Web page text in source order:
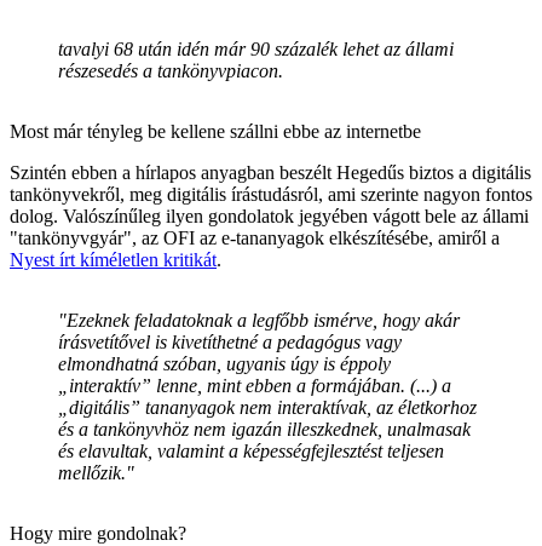
tavalyi 68 után idén már 90 százalék lehet az állami
részesedés a tankönyvpiacon.
Most már tényleg be kellene szállni ebbe az internetbe
Szintén ebben a hírlapos anyagban beszélt Hegedűs biztos a digitális
tankönyvekről, meg digitális írástudásról, ami szerinte nagyon fontos
dolog. Valószínűleg ilyen gondolatok jegyében vágott bele az állami
"tankönyvgyár", az OFI az e-tananyagok elkészítésébe, amiről a
Nyest írt kíméletlen kritikát.
"Ezeknek feladatoknak a legfőbb ismérve, hogy akár
írásvetítővel is kivetíthetné a pedagógus vagy
elmondhatná szóban, ugyanis úgy is éppoly
„interaktív” lenne, mint ebben a formájában. (...) a
„digitális” tananyagok nem interaktívak, az életkorhoz
és a tankönyvhöz nem igazán illeszkednek, unalmasak
és elavultak, valamint a képességfejlesztést teljesen
mellőzik."
Hogy mire gondolnak?